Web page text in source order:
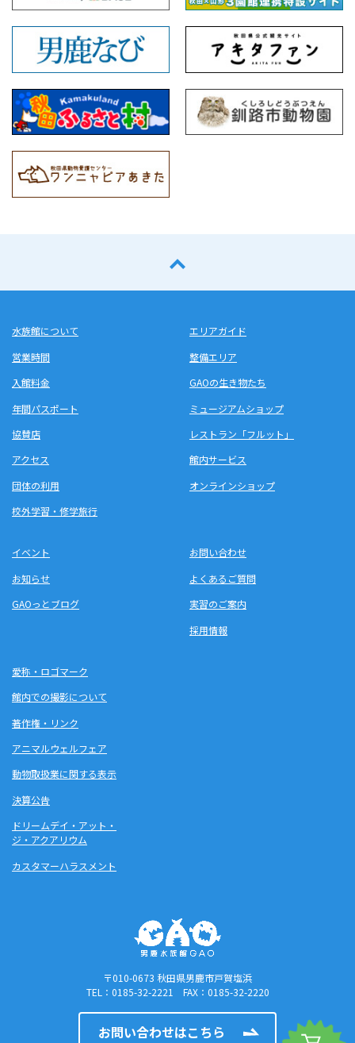
水族館について
営業時間
入館料金
年間パスポート
協賛店
アクセス
団体の利用
校外学習・修学旅行
エリアガイド
整備エリア
GAOの生き物たち
ミュージアムショップ
レストラン「フルット」
館内サービス
オンラインショップ
イベント
お知らせ
GAOっとブログ
お問い合わせ
よくあるご質問
実習のご案内
採用情報
愛称・ロゴマーク
館内での撮影について
著作権・リンク
アニマルウェルフェア
動物取扱業に関する表示
決算公告
ドリームデイ・アット・
ジ・アクアリウム
カスタマーハラスメント
〒010-0673 秋田県男鹿市戸賀塩浜
TEL：0185-32-2221 FAX：0185-32-2220
お問い合わせはこちら